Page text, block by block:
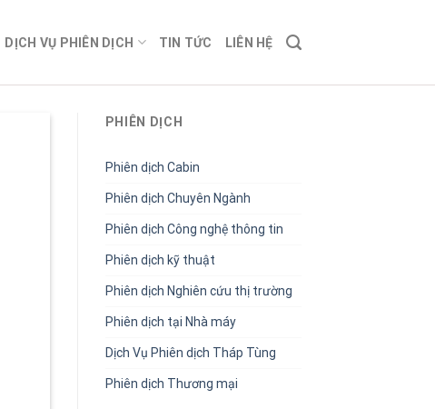
DỊCH VỤ PHIÊN DỊCH TIN TỨC LIÊN HỆ
PHIÊN DỊCH
Phiên dịch Cabin
Phiên dịch Chuyên Ngành
Phiên dịch Công nghệ thông tin
Phiên dịch kỹ thuật
Phiên dịch Nghiên cứu thị trường
Phiên dịch tại Nhà máy
Dịch Vụ Phiên dịch Tháp Tùng
Phiên dịch Thương mại